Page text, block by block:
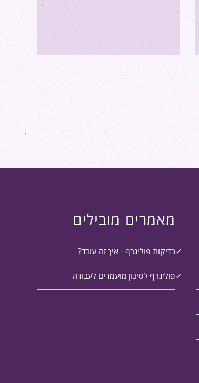
מאמרים מובילים
בדיקות פוליגרף - איך זה עובד?
פוליגרף לסינון מועמדים לעבודה